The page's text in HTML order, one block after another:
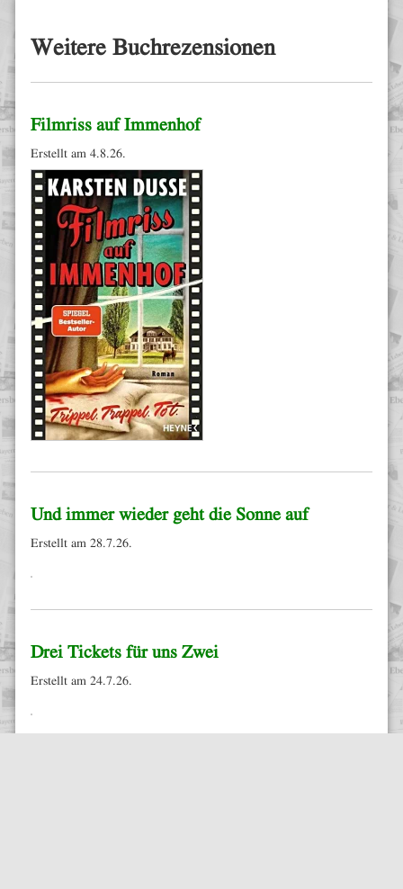
Weitere Buchrezensionen
Filmriss auf Immenhof
Erstellt am 4.8.26.
Und immer wieder geht die Sonne auf
Erstellt am 28.7.26.
Drei Tickets für uns Zwei
Erstellt am 24.7.26.